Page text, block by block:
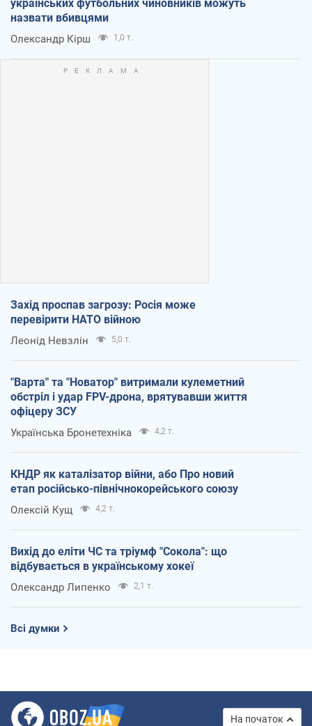
українських футбольних чиновників можуть
назвати вбивцями
Олександр Кірш 1,0 т.
Захід проспав загрозу: Росія може
перевірити НАТО війною
Леонід Невзлін 5,0 т.
"Варта" та "Новатор" витримали кулеметний
обстріл і удар FPV-дрона, врятувавши життя
офіцеру ЗСУ
Українська Бронетехніка 4,2 т.
КНДР як каталізатор війни, або Про новий
етап російсько-північнокорейського союзу
Олексій Кущ 4,2 т.
Вихід до еліти ЧС та тріумф "Сокола": що
відбувається в українському хокеї
Олександр Липенко 2,1 т.
Всі думки
На початок